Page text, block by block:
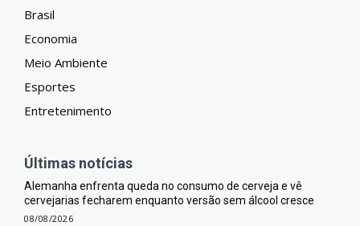
Brasil
Economia
Meio Ambiente
Esportes
Entretenimento
Últimas notícias
Alemanha enfrenta queda no consumo de cerveja e vê
cervejarias fecharem enquanto versão sem álcool cresce
08/08/2026